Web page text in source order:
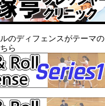
のディフェンスがテーマの
ら